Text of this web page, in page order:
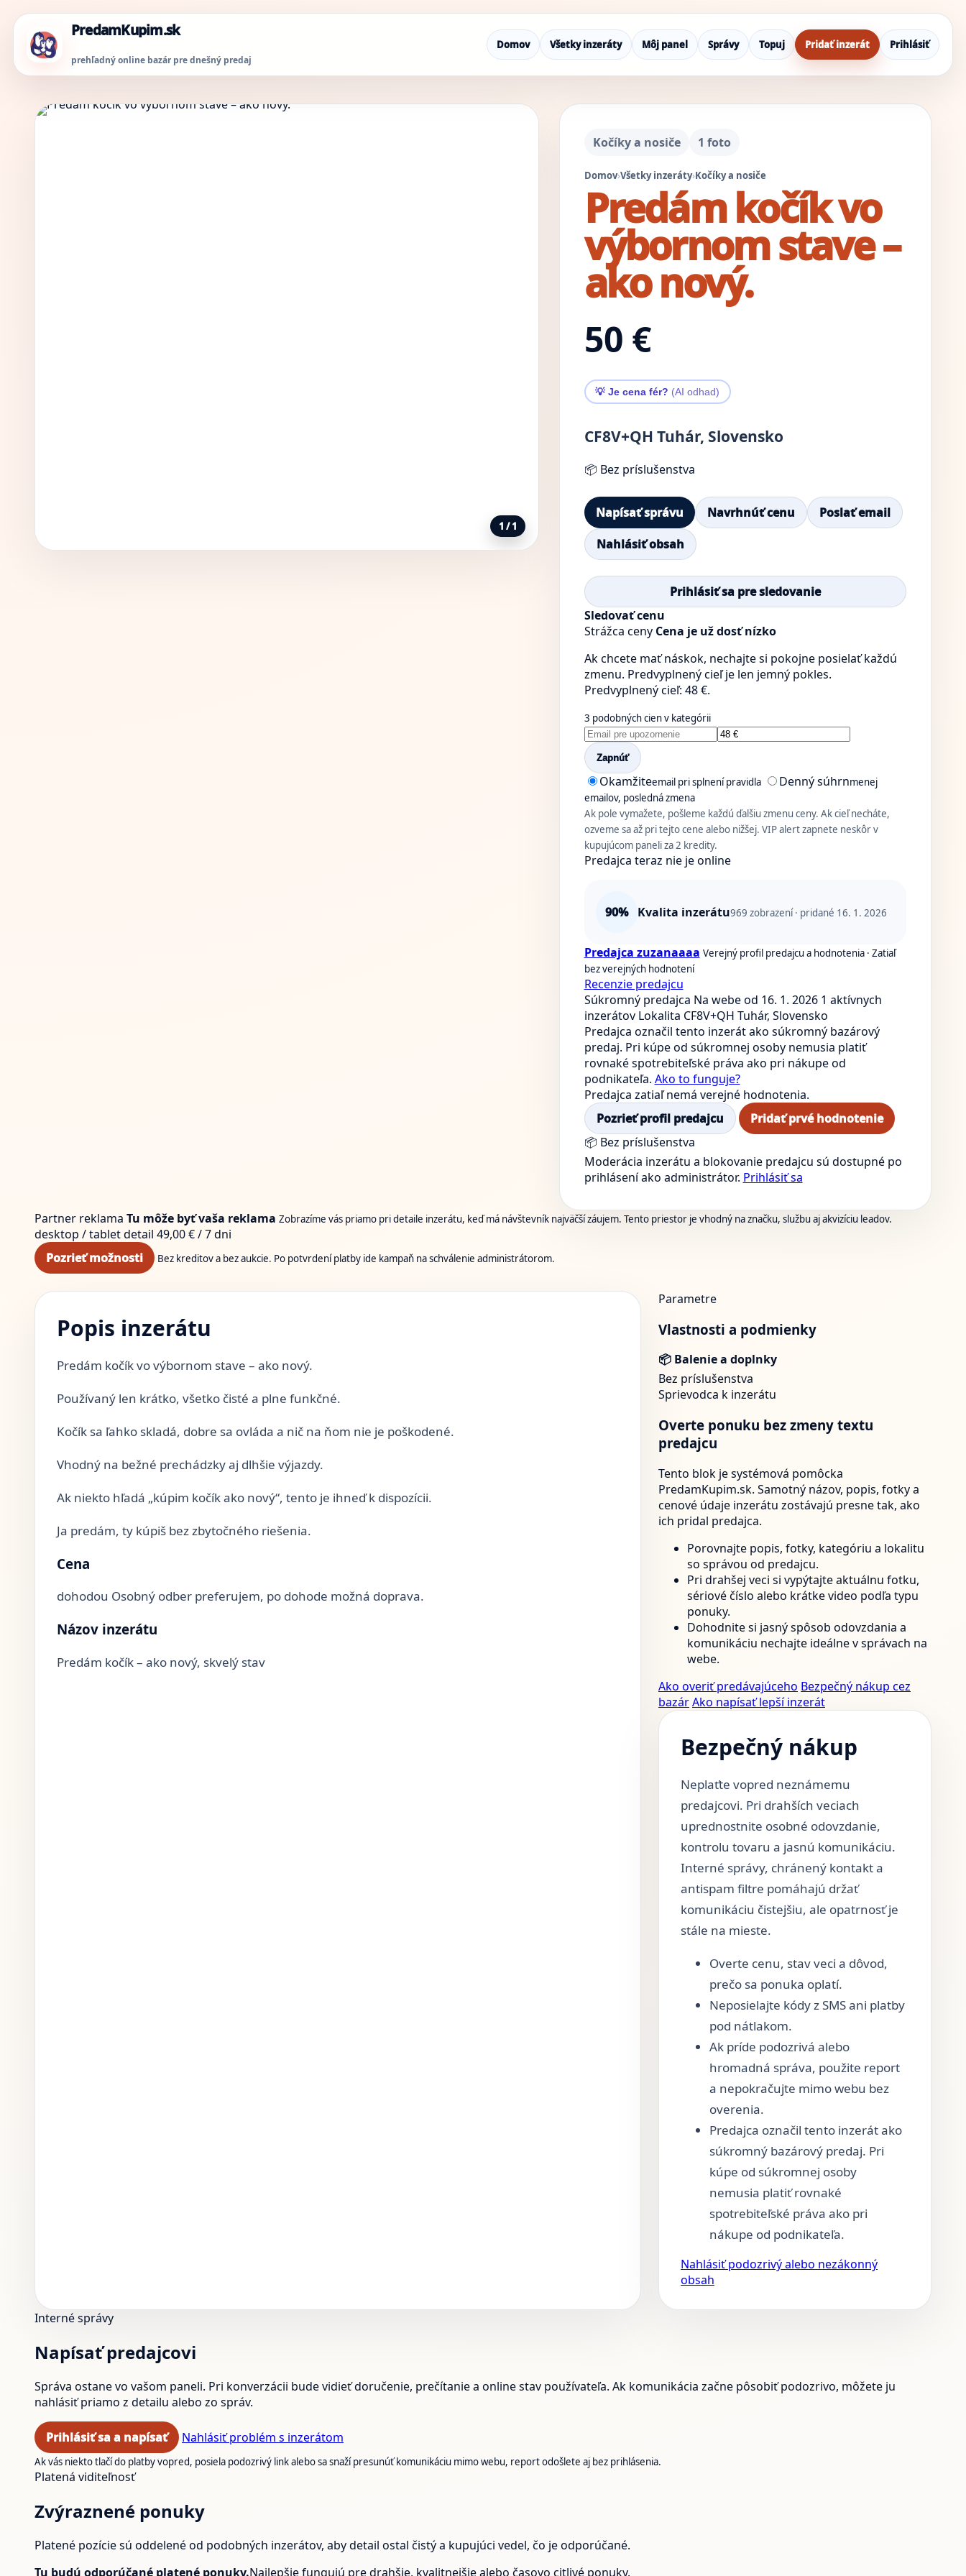
PredamKupim.sk
prehľadný online bazár pre dnešný predaj
Domov Všetky inzeráty Môj panel Správy Topuj Pridať inzerát Prihlásiť
1 / 1
Kočíky a nosiče 1 foto
Domov›Všetky inzeráty›Kočíky a nosiče
Predám kočík vo
výbornom stave –
ako nový.
50 €
💡 Je cena fér? (AI odhad)
CF8V+QH Tuhár, Slovensko
📦 Bez príslušenstva
Napísať správu Navrhnúť cenu
Poslať email
Nahlásiť obsah
Prihlásiť sa pre sledovanie
Sledovať cenu
Strážca ceny Cena je už dosť nízko
Ak chcete mať náskok, nechajte si pokojne posielať každú
zmenu. Predvyplnený cieľ je len jemný pokles.
Predvyplnený cieľ: 48 €.
3 podobných cien v kategórii
Zapnúť
Okamžiteemail pri splnení pravidla Denný súhrnmenej
emailov, posledná zmena
Ak pole vymažete, pošleme každú ďalšiu zmenu ceny. Ak cieľ necháte,
ozveme sa až pri tejto cene alebo nižšej. VIP alert zapnete neskôr v
kupujúcom paneli za 2 kredity.
Predajca teraz nie je online
90% Kvalita inzerátu969 zobrazení · pridané 16. 1. 2026
Predajca zuzanaaaa Verejný profil predajcu a hodnotenia · Zatiaľ
bez verejných hodnotení
Recenzie predajcu
Súkromný predajca Na webe od 16. 1. 2026 1 aktívnych
inzerátov Lokalita CF8V+QH Tuhár, Slovensko
Predajca označil tento inzerát ako súkromný bazárový
predaj. Pri kúpe od súkromnej osoby nemusia platiť
rovnaké spotrebiteľské práva ako pri nákupe od
podnikateľa. Ako to funguje?
Predajca zatiaľ nemá verejné hodnotenia.
Pozrieť profil predajcu
Pridať prvé hodnotenie
📦 Bez príslušenstva
Moderácia inzerátu a blokovanie predajcu sú dostupné po
prihlásení ako administrátor. Prihlásiť sa
Partner reklama Tu môže byť vaša reklama Zobrazíme vás priamo pri detaile inzerátu, keď má návštevník najväčší záujem. Tento priestor je vhodný na značku, službu aj akvizíciu leadov.
desktop / tabletdetail 49,00 € / 7 dni
Pozrieť možnosti
Bez kreditov a bez aukcie. Po potvrdení platby ide kampaň na schválenie administrátorom.
Popis inzerátu
Predám kočík vo výbornom stave – ako nový.
Používaný len krátko, všetko čisté a plne funkčné.
Kočík sa ľahko skladá, dobre sa ovláda a nič na ňom nie je poškodené.
Vhodný na bežné prechádzky aj dlhšie výjazdy.
Ak niekto hľadá „kúpim kočík ako nový“, tento je ihneď k dispozícii.
Ja predám, ty kúpiš bez zbytočného riešenia.
Cena
dohodou Osobný odber preferujem, po dohode možná doprava.
Názov inzerátu
Predám kočík – ako nový, skvelý stav
Parametre
Vlastnosti a podmienky
📦 Balenie a doplnky
Bez príslušenstva
Sprievodca k inzerátu
Overte ponuku bez zmeny textu
predajcu
Tento blok je systémová pomôcka
PredamKupim.sk. Samotný názov, popis, fotky a
cenové údaje inzerátu zostávajú presne tak, ako
ich pridal predajca.
Porovnajte popis, fotky, kategóriu a lokalitu
so správou od predajcu.
Pri drahšej veci si vypýtajte aktuálnu fotku,
sériové číslo alebo krátke video podľa typu
ponuky.
Dohodnite si jasný spôsob odovzdania a
komunikáciu nechajte ideálne v správach na
webe.
Ako overiť predávajúceho Bezpečný nákup cez
bazárAko napísať lepší inzerát
Bezpečný nákup
Neplaťte vopred neznámemu
predajcovi. Pri drahších veciach
uprednostnite osobné odovzdanie,
kontrolu tovaru a jasnú komunikáciu.
Interné správy, chránený kontakt a
antispam filtre pomáhajú držať
komunikáciu čistejšiu, ale opatrnosť je
stále na mieste.
Overte cenu, stav veci a dôvod,
prečo sa ponuka oplatí.
Neposielajte kódy z SMS ani platby
pod nátlakom.
Ak príde podozrivá alebo
hromadná správa, použite report
a nepokračujte mimo webu bez
overenia.
Predajca označil tento inzerát ako
súkromný bazárový predaj. Pri
kúpe od súkromnej osoby
nemusia platiť rovnaké
spotrebiteľské práva ako pri
nákupe od podnikateľa.
Nahlásiť podozrivý alebo nezákonný
obsah
Interné správy
Napísať predajcovi
Správa ostane vo vašom paneli. Pri konverzácii bude vidieť doručenie, prečítanie a online stav používateľa. Ak komunikácia začne pôsobiť podozrivo, môžete ju
nahlásiť priamo z detailu alebo zo správ.
Prihlásiť sa a napísať Nahlásiť problém s inzerátom
Ak vás niekto tlačí do platby vopred, posiela podozrivý link alebo sa snaží presunúť komunikáciu mimo webu, report odošlete aj bez prihlásenia.
Platená viditeľnosť
Zvýraznené ponuky
Platené pozície sú oddelené od podobných inzerátov, aby detail ostal čistý a kupujúci vedel, čo je odporúčané.
Tu budú odporúčané platené ponuky.Najlepšie fungujú pre drahšie, kvalitnejšie alebo časovo citlivé ponuky.